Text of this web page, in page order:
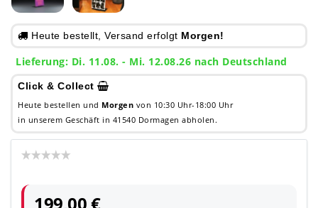
Heute bestellt, Versand erfolgt Morgen!
Lieferung: Di. 11.08. - Mi. 12.08.26 nach Deutschland
Click & Collect
Heute bestellen und Morgen von 10:30 Uhr-18:00 Uhr
in unserem Geschäft in 41540 Dormagen abholen.